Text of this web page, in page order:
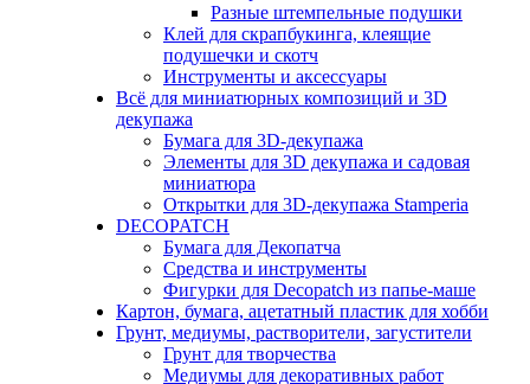
Разные штемпельные подушки
Клей для скрапбукинга, клеящие
подушечки и скотч
Инструменты и аксессуары
Всё для миниатюрных композиций и 3D
декупажа
Бумага для 3D-декупажа
Элементы для 3D декупажа и садовая
миниатюра
Открытки для 3D-декупажа Stamperia
DECOPATCH
Бумага для Декопатча
Средства и инструменты
Фигурки для Decopatch из папье-маше
Картон, бумага, ацетатный пластик для хобби
Грунт, медиумы, растворители, загустители
Грунт для творчества
Медиумы для декоративных работ